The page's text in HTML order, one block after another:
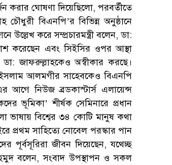
করার ঘোষণা দিয়েছিলো, পরবর্তীতে
চৌধুরী বিএনপি’র বিভিন্ন অনুষ্ঠানে
উল্লেখ করে সম্প্রচারমন্ত্রী বলেন, ডা:
করেছেন এবং সিইসির ওপর আস্থা
জাফরুল্লাহকেও অস্বীকার করছে।
আলমগীর সাহেবকেও বিএনপি
আগে নিউজ ব্রডকাস্টার্স এলায়েন্স
ভূমিকা’ শীর্ষক সেমিনারে প্রধান
ভাষায় বিশ্বের ৩৪ কোটি মানুষ কথা
প্রথম সাহিত্যে নোবেল পরস্কার পান
পূর্বসূরিরা জীবন দিয়েছেন, যথেচ্ছ
বলেন, সংবাদ উপস্থাপন ও সকল